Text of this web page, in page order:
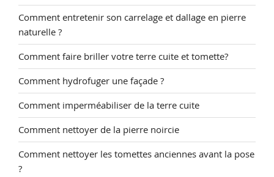
Comment entretenir son carrelage et dallage en pierre
naturelle ?
Comment faire briller votre terre cuite et tomette?
Comment hydrofuger une façade ?
Comment imperméabiliser de la terre cuite
Comment nettoyer de la pierre noircie
Comment nettoyer les tomettes anciennes avant la pose
?